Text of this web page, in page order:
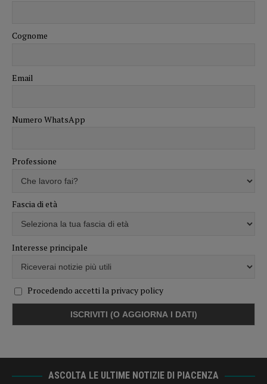
Cognome
Email
Numero WhatsApp
Professione
Fascia di età
Interesse principale
Procedendo accetti la privacy policy
ASCOLTA LE ULTIME NOTIZIE DI PIACENZA